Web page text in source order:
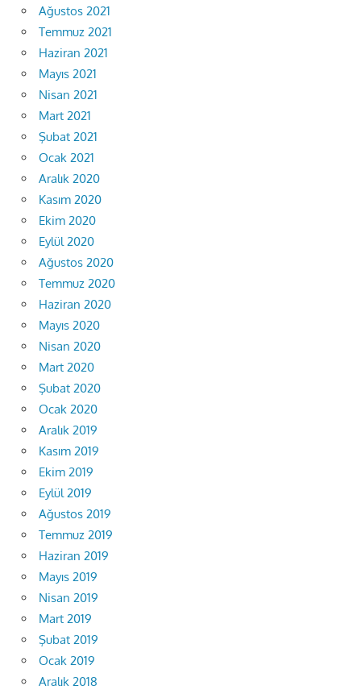
Ağustos 2021
Temmuz 2021
Haziran 2021
Mayıs 2021
Nisan 2021
Mart 2021
Şubat 2021
Ocak 2021
Aralık 2020
Kasım 2020
Ekim 2020
Eylül 2020
Ağustos 2020
Temmuz 2020
Haziran 2020
Mayıs 2020
Nisan 2020
Mart 2020
Şubat 2020
Ocak 2020
Aralık 2019
Kasım 2019
Ekim 2019
Eylül 2019
Ağustos 2019
Temmuz 2019
Haziran 2019
Mayıs 2019
Nisan 2019
Mart 2019
Şubat 2019
Ocak 2019
Aralık 2018